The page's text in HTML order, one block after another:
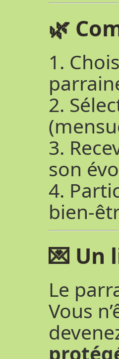
🌿
1.
2.
3.
son
4.
bien-
💌 Un
Le
Vous